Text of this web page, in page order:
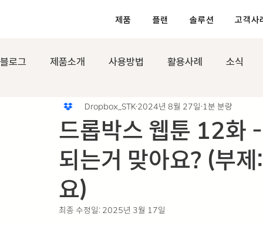
제품 플랜 솔루션 고객사
블로그 제품소개 사용방법 활용사례 소식
드롭박스 웹툰 12화
되는거 맞아요? (부
요)
Dropbox_STK 2024년 8월 27일 1분 분량
최종 수정일: 2025년 3월 17일